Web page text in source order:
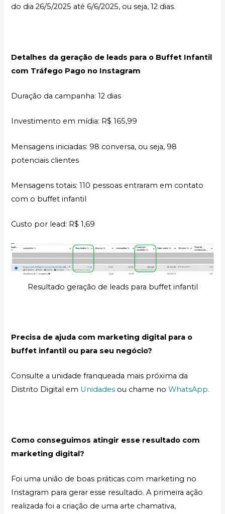
do dia 26/5/2025 até 6/6/2025, ou seja, 12 dias.
Detalhes da geração de leads para o Buffet Infantil
com Tráfego Pago no Instagram
Duração da campanha: 12 dias
Investimento em mídia: R$ 165,99
Mensagens iniciadas: 98 conversa, ou seja, 98
potenciais clientes
Mensagens totais: 110 pessoas entraram em contato
com o buffet infantil
Custo por lead: R$ 1,69
Resultado geração de leads para buffet infantil
Precisa de ajuda com marketing digital para o
buffet infantil ou para seu negócio?
Consulte a unidade franqueada mais próxima da
Distrito Digital em Unidades ou chame noWhatsApp.
Como conseguimos atingir esse resultado com
marketing digital?
Foi uma união de boas práticas com marketing no
Instagram para gerar esse resultado. A primeira ação
realizada foi a criação de uma arte chamativa,